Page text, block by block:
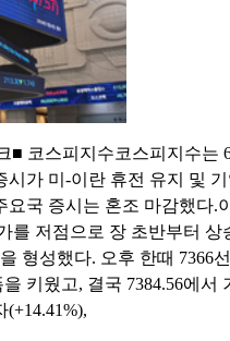
코스피지수코스피지수는
시가 미-이란 휴전 유지 및
국 증시는 혼조 마감했다.
를 저점으로 장 초반부터 상
형성했다. 오후 한때 7366
키웠고, 결국 7384.56에서